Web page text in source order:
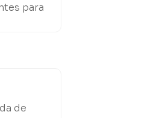
para
de